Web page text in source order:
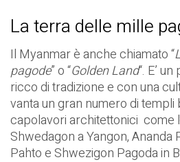
La terra delle mille
Il Myanmar è anche chiamato “
pagode” o “Golden Land“. E’
ricco di tradizione e con una
vanta un gran numero di templi
capolavori architettonici come
Shwedagon a Yangon, Ananda
Pahto e Shwezigon Pagoda in